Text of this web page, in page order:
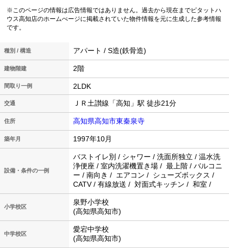
※このページの情報は広告情報ではありません。過去から現在までピタットハ
ウス高知店のホームぺージに掲載されていた物件情報を元に生成した参考情報
です。
種別 / 構造 アパート / S造(鉄骨造)
建物階建 2階
間取り一例 2LDK
交通 ＪＲ土讃線「高知」駅 徒歩21分
住所 高知県高知市東秦泉寺
築年月 1997年10月
設備・条件の一例
バストイレ別 / シャワー / 洗面所独立 / 温水洗
浄便座 / 室内洗濯機置き場 / 最上階 / バルコニ
ー / 南向き / エアコン / シューズボックス /
CATV / 有線放送 / 対面式キッチン / 和室 /
小学校区
泉野小学校
(高知県高知市)
中学校区
愛宕中学校
(高知県高知市)